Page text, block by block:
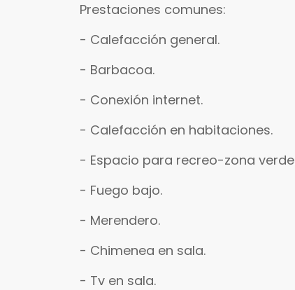
Prestaciones comunes:
- Calefacción general.
- Barbacoa.
- Conexión internet.
- Calefacción en habitaciones.
- Espacio para recreo-zona
- Fuego bajo.
- Merendero.
- Chimenea en sala.
- Tv en sala.